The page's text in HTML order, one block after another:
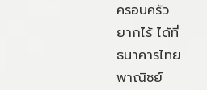
ครอบครัว
ยากไร้ ได้ที่
ธนาคารไทย
พาณิชย์